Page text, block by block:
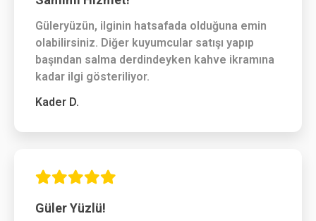
Güleryüzün, ilginin hatsafada olduğuna emin
olabilirsiniz. Diğer kuyumcular satışı yapıp
başından salma derdindeyken kahve ikramına
kadar ilgi gösteriliyor.
Kader D.
Güler Yüzlü!